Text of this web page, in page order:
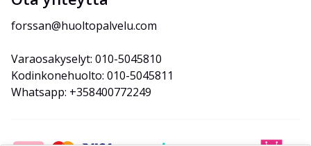
forssan@huoltopalvelu.com
Varaosakyselyt: 010-5045810
Kodinkonehuolto: 010-5045811
Whatsapp: +358400772249